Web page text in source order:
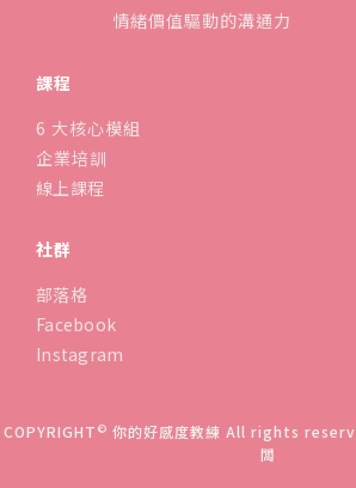
情緒價值驅動的溝通力
課程
6 大核心模組
企業培訓
線上課程
社群
部落格
Facebook
Instagram
COPYRIGHT © 你的好感度教練 All rights
闆